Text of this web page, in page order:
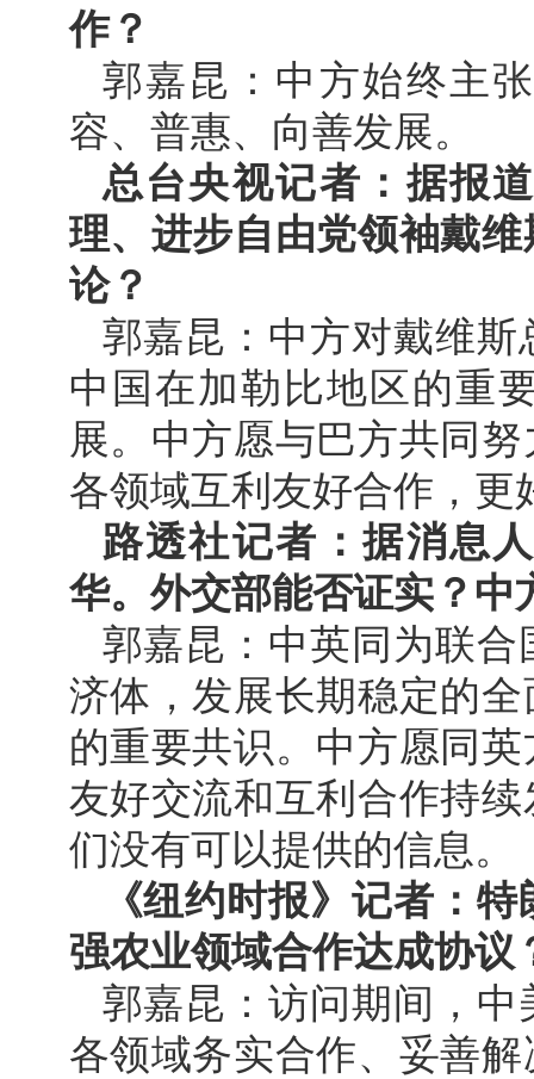
作？
郭嘉昆：中方始终主
容、普惠、向善发展。
总台央视记者：据报
理、进步自由党领袖戴
论？
郭嘉昆：中方对戴维
中国在加勒比地区的重
展。中方愿与巴方共同
各领域互利友好合作，更
路透社记者：据消息
华。外交部能否证实？中
郭嘉昆：中英同为联
济体，发展长期稳定的
的重要共识。中方愿同
友好交流和互利合作持
们没有可以提供的信息。
《纽约时报》记者：
强农业领域合作达成协议
郭嘉昆：访问期间，
各领域务实合作、妥善